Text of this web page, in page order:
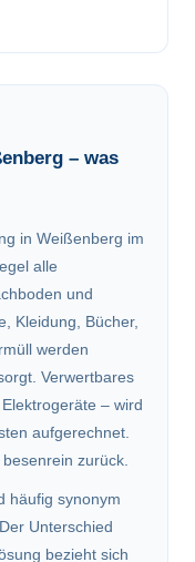
– was
in Weißenberg im
alle
und
Kleidung, Bücher,
werden
Verwertbares
– wird
aufgerechnet.
zurück.
häufig synonym
Unterschied
bezieht sich